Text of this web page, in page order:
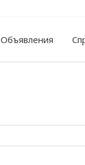
Объявления